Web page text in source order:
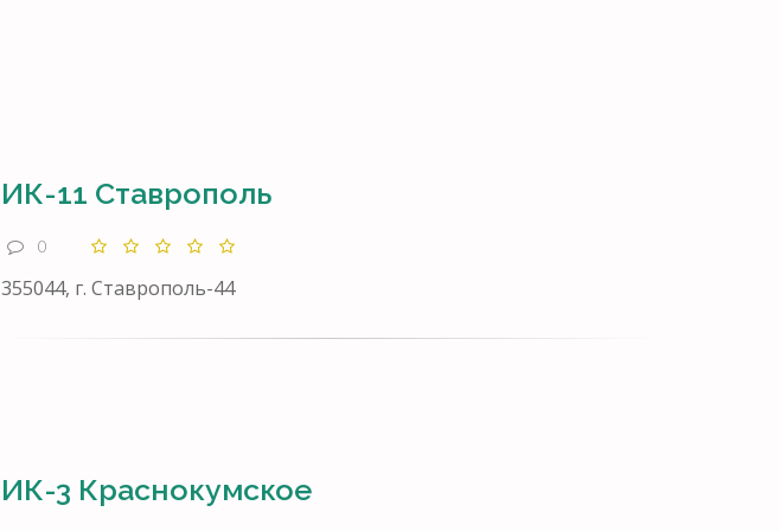
ИК-11 Ставрополь
0
355044, г. Ставрополь-44
ИК-3 Краснокумское